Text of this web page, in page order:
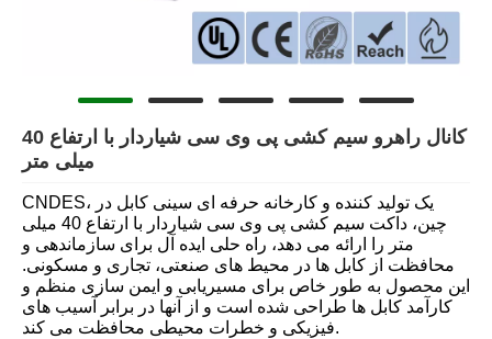
کانال راهرو سیم کشی پی وی سی شیاردار با ارتفاع 40
میلی متر
CNDES، یک تولید کننده و کارخانه حرفه ای سینی کابل در
چین، داکت سیم کشی پی وی سی شیاردار با ارتفاع 40 میلی
متر را ارائه می دهد، راه حلی ایده آل برای سازماندهی و
محافظت از کابل ها در محیط های صنعتی، تجاری و مسکونی.
این محصول به طور خاص برای مسیریابی و ایمن سازی منظم و
کارآمد کابل ها طراحی شده است و از آنها در برابر آسیب های
فیزیکی و خطرات محیطی محافظت می کند.